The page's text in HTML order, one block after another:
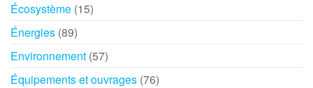
Écosystème (15)
Énergies (89)
Environnement (57)
Équipements et ouvrages (76)